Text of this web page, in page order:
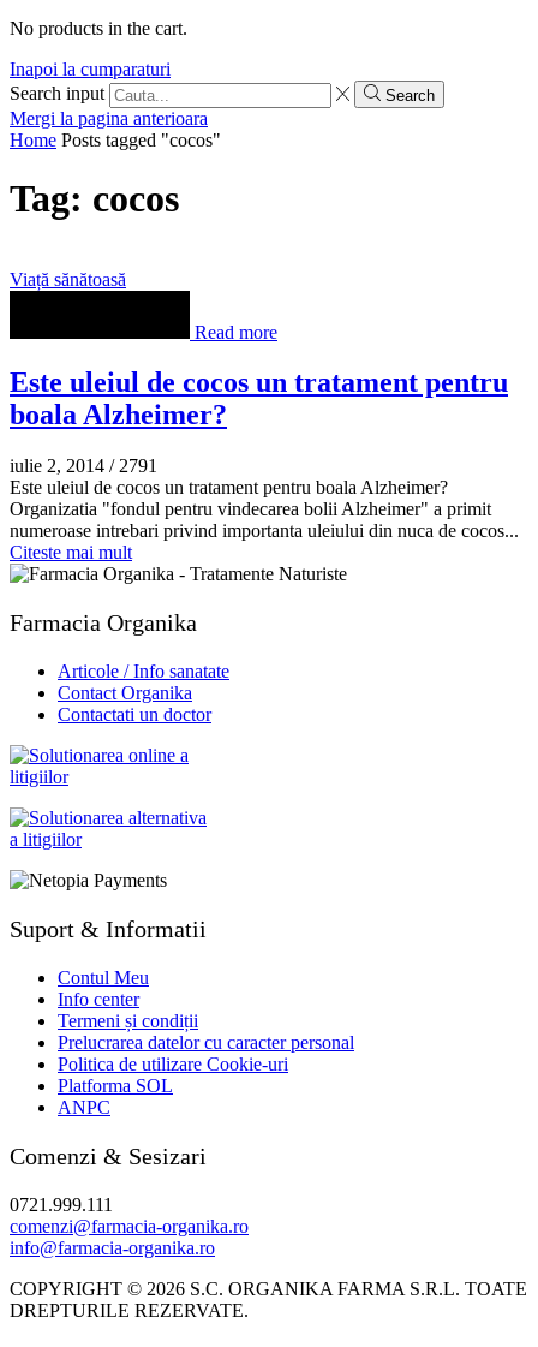
No products in the cart.
Inapoi la cumparaturi
Search input
Search
Mergi la pagina anterioara
Home Posts tagged "cocos"
Tag: cocos
Viață sănătoasă
Read more
Este uleiul de cocos un tratament pentru
boala Alzheimer?
iulie 2, 2014 / 2791
Este uleiul de cocos un tratament pentru boala Alzheimer?
Organizatia "fondul pentru vindecarea bolii Alzheimer" a primit
numeroase intrebari privind importanta uleiului din nuca de cocos...
Citeste mai mult
Farmacia Organika
Articole / Info sanatate
Contact Organika
Contactati un doctor
Suport & Informatii
Contul Meu
Info center
Termeni și condiții
Prelucrarea datelor cu caracter personal
Politica de utilizare Cookie-uri
Platforma SOL
ANPC
Comenzi & Sesizari
0721.999.111
comenzi@farmacia-organika.ro
info@farmacia-organika.ro
COPYRIGHT © 2026 S.C. ORGANIKA FARMA S.R.L. TOATE
DREPTURILE REZERVATE.